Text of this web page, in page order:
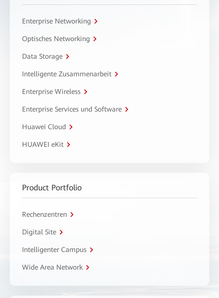
Enterprise Networking
Optisches Networking
Data Storage
Intelligente Zusammenarbeit
Enterprise Wireless
Enterprise Services und Software
Huawei Cloud
HUAWEI eKit
Product Portfolio
Rechenzentren
Digital Site
Intelligenter Campus
Wide Area Network